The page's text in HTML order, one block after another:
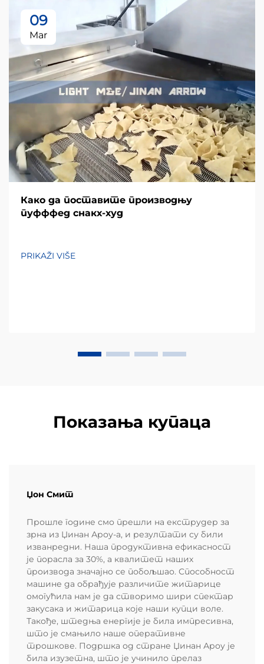
09
Mar
Како да поставите производњу
пуфффед снакх-худ
PRIKAŽI VIŠE
Показања купаца
Џон Смит
Прошле године смо прешли на екструдер за
зрна из Џинан Ароу-а, и резултати су били
изванредни. Наша продуктивна ефикасност
је порасла за 30%, а квалитет наших
производа значајно се побољшао. Способност
машине да обрађује различите житарице
омогућила нам је да створимо шири спектар
закусака и житарица које наши купци воле.
Такође, штедња енергије је била импресивна,
што је смањило наше оперативне
трошкове. Подршка од стране Џинан Ароу је
била изузетна, што је учинило прелаз